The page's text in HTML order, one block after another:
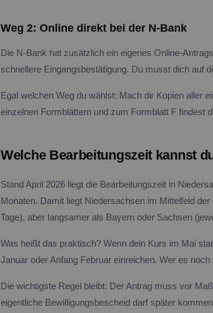
Weg 2: Online direkt bei der N-Bank
Die N-Bank hat zusätzlich ein eigenes Online-
schnellere Eingangsbestätigung. Du musst dich auf
Egal welchen Weg du wählst: Mach dir Kopien aller
einzelnen Formblättern und zum Formblatt F findest
Welche Bearbeitungszeit kannst
Stand April 2026 liegt die Bearbeitungszeit in
Monaten. Damit liegt Niedersachsen im Mittelfeld
Tage), aber langsamer als Bayern oder Sachsen
Was heißt das praktisch? Wenn dein Kurs im Mai
Januar oder Anfang Februar einreichen. Wer es
Die wichtigste Regel bleibt: Der Antrag muss vor
eigentliche Bewilligungsbescheid darf später